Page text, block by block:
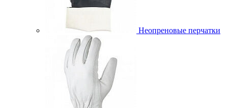
Неопреновые перчатки